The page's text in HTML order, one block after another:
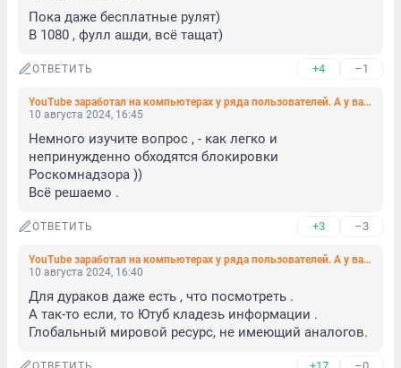
Пока даже бесплатные рулят)
В 1080 , фулл ашди, всё тащат)
ОТВЕТИТЬ +4 –1
YouTube заработал на компьютерах у ряда пользователей. А у вас?
10 августа 2024, 16:45
Немного изучите вопрос , - как легко и
непринужденно обходятся блокировки
Роскомнадзора ))
Всё решаемо .
ОТВЕТИТЬ +3 –3
YouTube заработал на компьютерах у ряда пользователей. А у вас?
10 августа 2024, 16:40
Для дураков даже есть , что посмотреть .
А так-то если, то Ютуб кладезь информации .
Глобальный мировой ресурс, не имеющий аналогов.